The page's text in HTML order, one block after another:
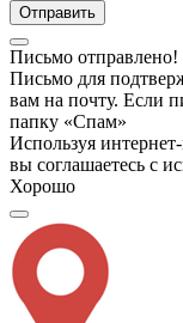
Отправить
Письмо отправлено!
Письмо для
вам на почту. Если
папку «Спам»
Используя
вы соглашаетесь с
Хорошо